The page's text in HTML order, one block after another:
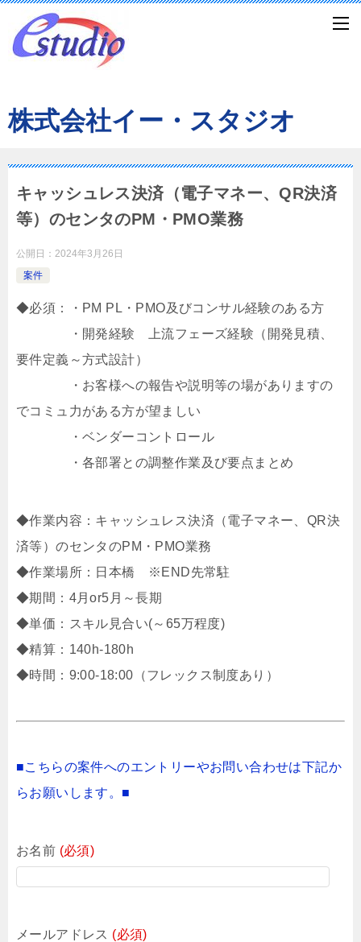
株式会社イー・スタジオ
キャッシュレス決済（電子マネー、QR決済
等）のセンタのPM・PMO業務
公開日： 2024年3月26日
案件
◆必須：・PM PL・PMO及びコンサル経験のある方
・開発経験 上流フェーズ経験（開発見積、
要件定義～方式設計）
・お客様への報告や説明等の場がありますの
でコミュ力がある方が望ましい
・ベンダーコントロール
・各部署との調整作業及び要点まとめ
◆作業内容：キャッシュレス決済（電子マネー、QR決
済等）のセンタのPM・PMO業務
◆作業場所：日本橋 ※END先常駐
◆期間：4月or5月～長期
◆単価：スキル見合い(～65万程度)
◆精算：140h-180h
◆時間：9:00-18:00（フレックス制度あり）
■こちらの案件へのエントリーやお問い合わせは下記か
らお願いします。■
お名前 (必須)
メールアドレス (必須)